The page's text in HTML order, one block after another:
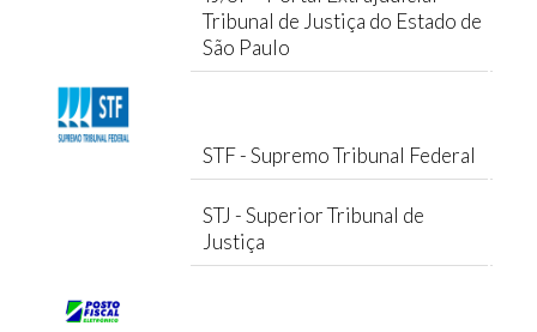
Tribunal de Justiça do Estado de
São Paulo
STF - Supremo Tribunal Federal
STJ - Superior Tribunal de
Justiça